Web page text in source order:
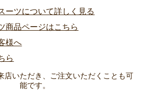
店いただき、ご注文いただくことも可
能です。